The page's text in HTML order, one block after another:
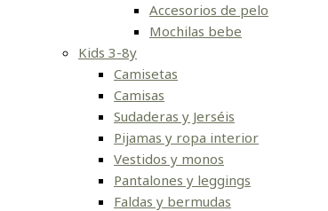
Accesorios de pelo
Mochilas bebe
Kids 3-8y
Camisetas
Camisas
Sudaderas y Jerséis
Pijamas y ropa interior
Vestidos y monos
Pantalones y leggings
Faldas y bermudas